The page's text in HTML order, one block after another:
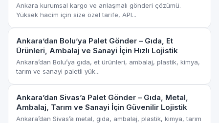
Ankara kurumsal kargo ve anlaşmalı gönderi çözümü.
Yüksek hacim için size özel tarife, API...
Ankara’dan Bolu’ya Palet Gönder – Gıda, Et
Ürünleri, Ambalaj ve Sanayi İçin Hızlı Lojistik
Ankara’dan Bolu’ya gıda, et ürünleri, ambalaj, plastik, kimya,
tarım ve sanayi paletli yük...
Ankara’dan Sivas’a Palet Gönder – Gıda, Metal,
Ambalaj, Tarım ve Sanayi İçin Güvenilir Lojistik
Ankara’dan Sivas’a metal, gıda, ambalaj, plastik, kimya, tarım